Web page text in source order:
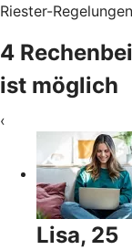
Riester-
4
ist möglich
‹
Lisa, 25